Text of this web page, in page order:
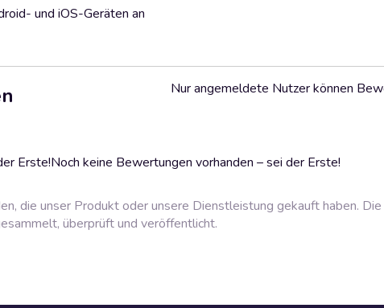
und iOS-Geräten an
Erste!Noch keine Bewertungen vorhanden – sei der Erste!
Nur angemeldete Nutzer können
die unser Produkt oder unsere Dienstleistung gekauft haben.
überprüft und veröffentlicht.